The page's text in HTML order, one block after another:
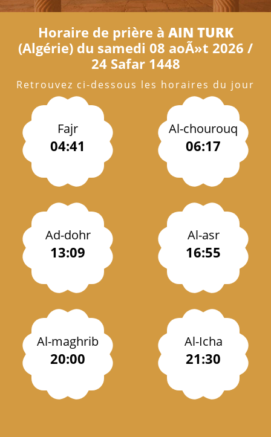
Horaire de prière à AIN TURK
(Algérie) du samedi 08 aoÃ»t 2026 /
24 Safar 1448
Retrouvez ci-dessous les horaires du jour
Fajr
04:41
Al-chourouq
06:17
Ad-dohr
13:09
Al-asr
16:55
Al-maghrib
20:00
Al-Icha
21:30